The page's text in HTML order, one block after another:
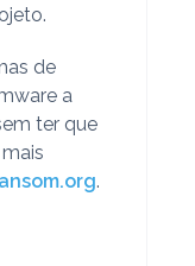
de
a
ter que
.